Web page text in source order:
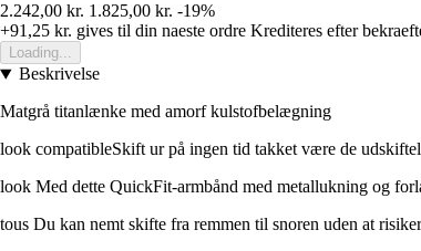
2.242,00 kr. 1.825,00 kr. -19%
+91,25 kr. gives til din naeste ordre Krediteres efter
Loading...
Beskrivelse
Matgrå titanlænke med amorf kulstofbelægning
look compatibleSkift ur på ingen tid takket være de
look Med dette QuickFit-armbånd med metallukning og
tous Du kan nemt skifte fra remmen til snoren uden at